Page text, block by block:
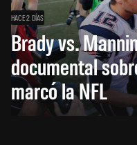
HACE 2 DÍAS
Brady vs.
documental
marcó la NFL